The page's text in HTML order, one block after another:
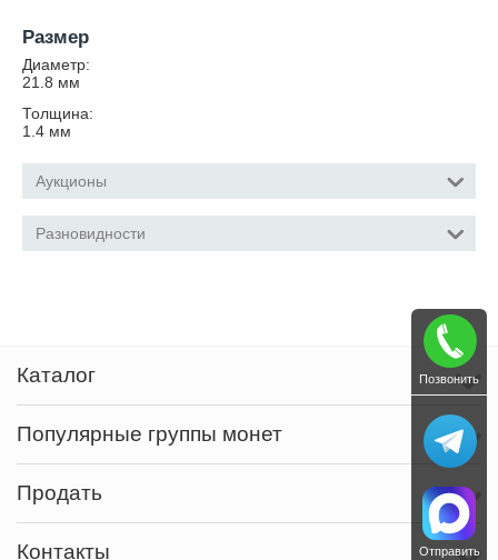
Размер
Диаметр:
21.8 мм
Толщина:
1.4 мм
Аукционы
Разновидности
Каталог
Популярные группы монет
Продать
Контакты
Позвонить
Отправить